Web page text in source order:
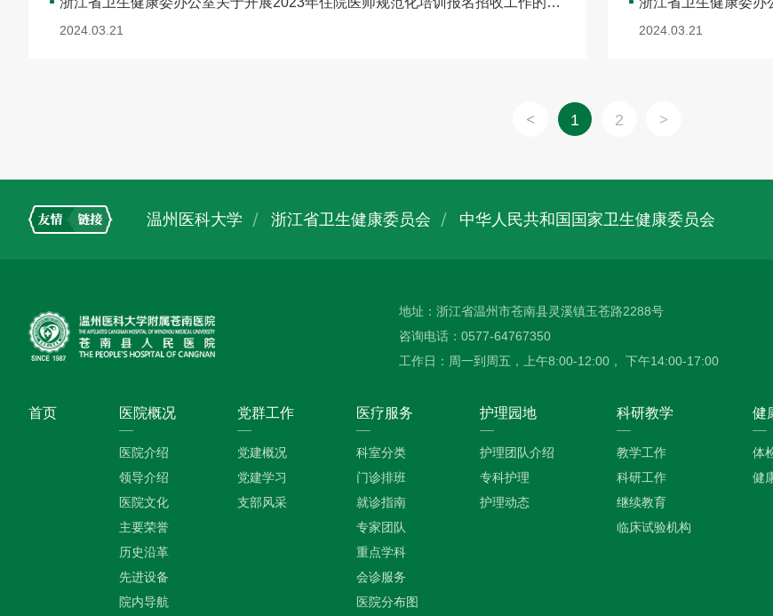
2024.03.21 2024.03.21
1 2
温州医科大学 浙江省卫生健康委员会 中华人民共和国国家卫生健康委员会
地址：浙江省温州市苍南县灵溪镇玉苍路2288号
咨询电话：0577-64767350
工作日：周一到周五，上午8:00-12:00， 下午14:00-17:00
首页 医院概况
医院介绍
领导介绍
医院文化
主要荣誉
历史沿革
先进设备
院内导航
党群工作
党建概况
党建学习
支部风采
医疗服务
科室分类
门诊排班
就诊指南
专家团队
重点学科
会诊服务
医院分布图
护理园地
护理团队介绍
专科护理
护理动态
科研教学
教学工作
科研工作
继续教育
临床试验机构
健
体
健